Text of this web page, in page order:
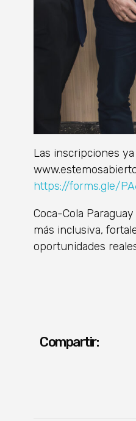
Las inscripciones
https://forms.gle/
Coca-Cola
más inclusiva,
oportunidades
Compartir: